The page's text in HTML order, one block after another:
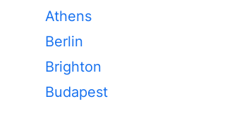
Athens
Berlin
Brighton
Budapest